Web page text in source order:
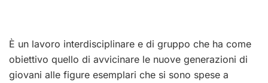
È un lavoro interdisciplinare e di gruppo che ha come
obiettivo quello di avvicinare le nuove generazioni di
giovani alle figure esemplari che si sono spese a